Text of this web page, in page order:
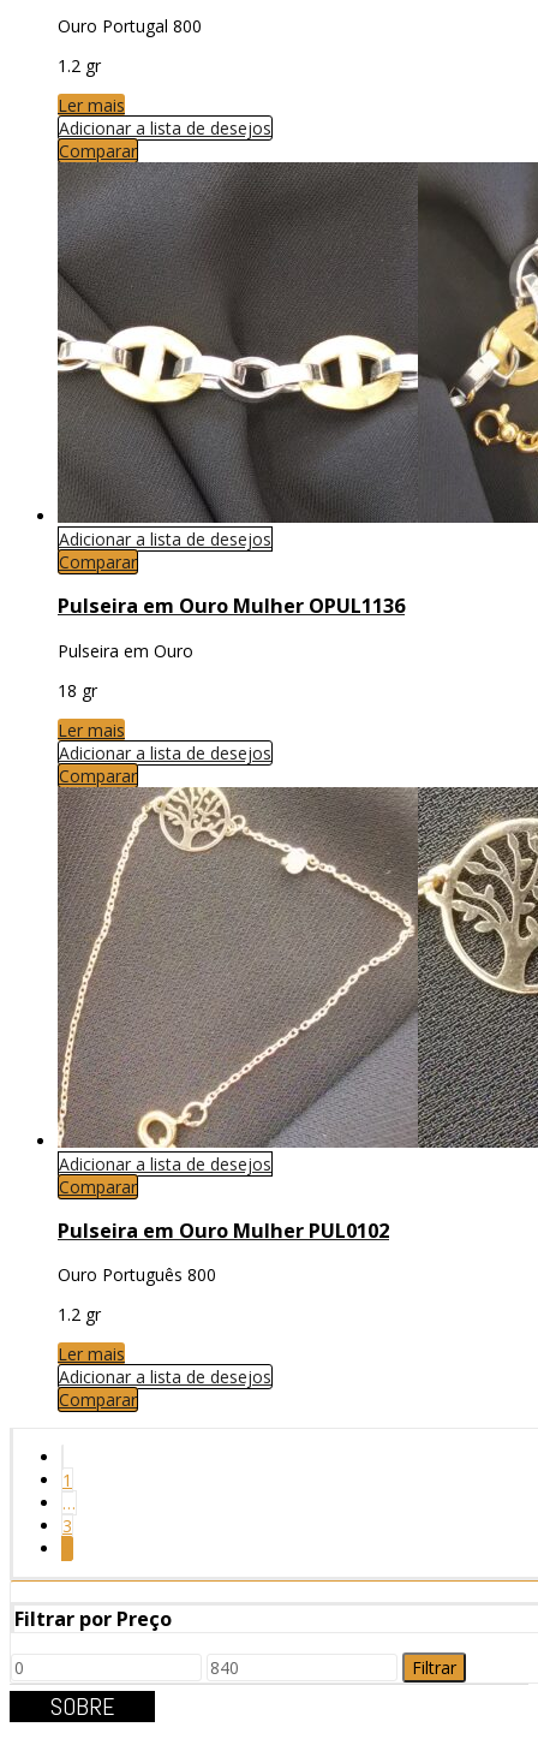
Ouro Portugal 800
1.2 gr
Ler mais
Adicionar a lista de desejos
Comparar
Adicionar a lista de desejos
Comparar
Pulseira em Ouro Mulher OPUL1136
Pulseira em Ouro
18 gr
Ler mais
Adicionar a lista de desejos
Comparar
Adicionar a lista de desejos
Comparar
Pulseira em Ouro Mulher PUL0102
Ouro Português 800
1.2 gr
Ler mais
Adicionar a lista de desejos
Comparar
1
…
3
Filtrar por Preço
Filtrar
SOBRE